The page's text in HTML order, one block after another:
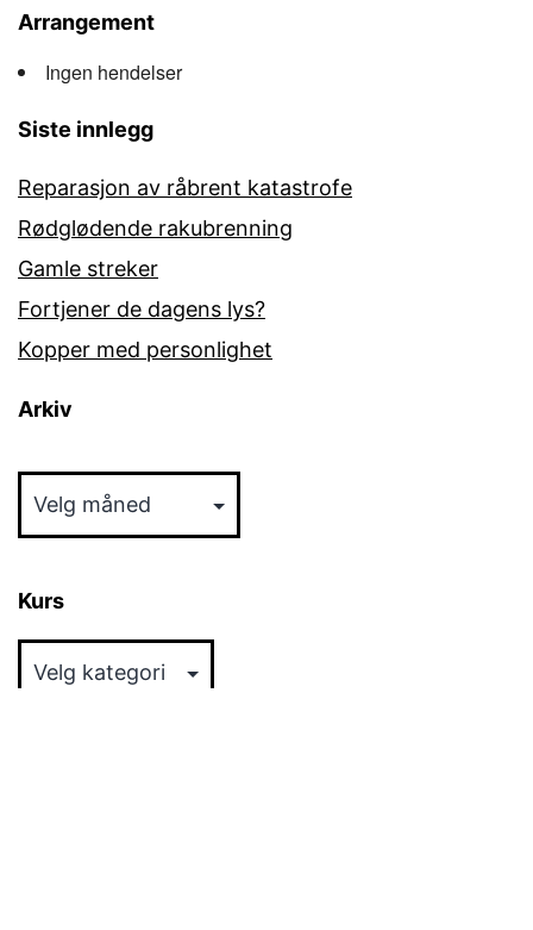
Arrangement
Ingen hendelser
Siste innlegg
Reparasjon av råbrent katastrofe
Rødglødende rakubrenning
Gamle streker
Fortjener de dagens lys?
Kopper med personlighet
Arkiv
Kurs